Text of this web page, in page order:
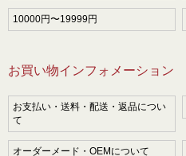
10000円〜19999円
お買い物インフォメーション
お支払い・送料・配送・返品につい
て
オーダーメード・OEMについて